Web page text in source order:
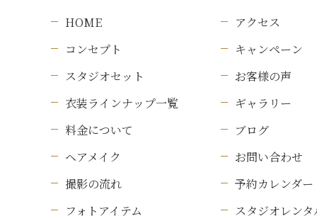
HOME
コンセプト
スタジオセット
衣装ラインナップ一覧
料金について
ヘアメイク
撮影の流れ
フォトアイテム
アクセス
キャンペーン
お客様の声
ギャラリー
ブログ
お問い合わせ
予約カレンダー
スタジオレンタ